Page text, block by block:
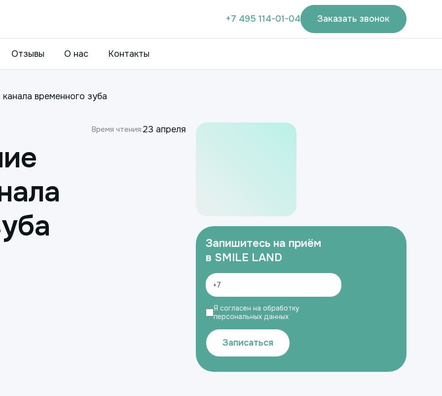
+7 495 114-01-04 Заказать звонок
Отзывы О нас Контакты
временного зуба
Время чтения:23 апреля
Запишитесь на приём
в SMILE LAND
Я согласен на обработку
персональных данных
Записаться